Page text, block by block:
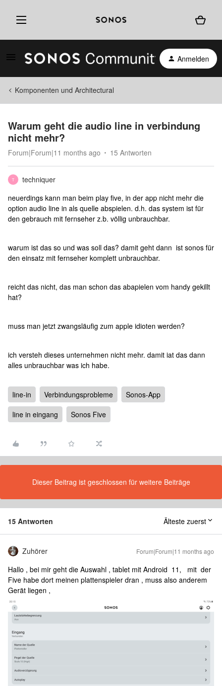
Anmelden
Komponenten und Architectural
Warum geht die audio line in verbindung
nicht mehr?
Forum|Forum|11 months ago 15 Antworten
T
techniquer
neuerdings kann man beim play five, in der app nicht mehr die
option audio line in als quelle abspielen. d.h. das system ist für
den gebrauch mit fernseher z.b. völlig unbrauchbar.
warum ist das so und was soll das? damit geht dann ist sonos für
den einsatz mit fernseher komplett unbrauchbar.
reicht das nicht, das man schon das abapielen vom handy gekillt
hat?
muss man jetzt zwangsläufig zum apple idioten werden?
ich versteh dieses unternehmen nicht mehr. damit iat das dann
alles unbrauchbar was ich habe.
line-in Verbindungsprobleme
Sonos-App
line in eingang
Sonos Five
Dieser Beitrag ist geschlossen für weitere Beiträge
15 Antworten Älteste zuerst
Zuhörer Forum|Forum|11 months ago
Hallo , bei mir geht die Auswahl , tablet mit Android 11, mit der
Five habe dort meinen plattenspieler dran , muss also anderem
Gerät liegen ,